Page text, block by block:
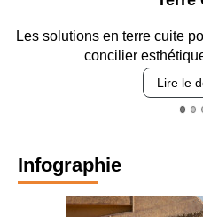
poursuivent leur évolution pour
performances…
Infographie